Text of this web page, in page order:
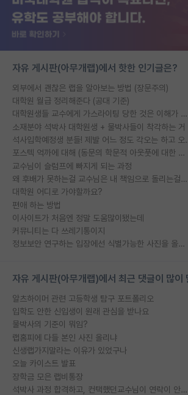
자유 게시판(아무개랩)에서 핫한 인기글은?
외부에서 괜찮은 랩을 알아보는 방법 (장문주의)
대학원 월급 정리해준다 (공대 기준)
대학원생들 교수에게 가스라이팅 당한 것은 이해가 갑니다. 안타깝네요.
소재분야 석박사 대학원생 + 물박사들이 착각하는 거
석사입학예정
포스텍 억까에 대해 (동문의 학문적 아웃풋에 대한 반박)
교수님이 슬럼프에 빠지게 되는 과정
왜 후배가 못하는걸 교수님은 내 책임으로 돌리는걸까요?
대학원 어디로 가야할까요?
편애 하는 방법
이사이트가 처음엔 정말 도움많이됐는데
커뮤니티는 다 쓰레기통이지
정보보안 연구하는 입장에선 식별가능한 사진을 올리는건 비추이긴함
자유 게시판(아무개랩)에서 최근 댓글이 많이
알츠하이머 관련 고등학생 탐구 포트폴리오
입학도 안한 신입생이 원래 관심을 받나요
물박사의 기준이 뭐임?
랩홈피에 다들 본인 사진 올리냐
신생랩가지말라는 이유가 있었구나
오늘 카이스트 발표
장학금 모은 랩비통장
석박사 과정 합격하고, 컨택했던교수님이 연락이 안됩니다...